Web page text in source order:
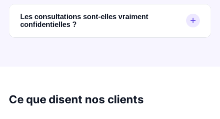
En audiotel sans CB : 0,40€/min + prix appel selon
opérateur. En voyance privée CB : forfaits de 15€ à
75€.
Les consultations sont-elles vraiment
confidentielles ?
+
Ce que disent nos clients